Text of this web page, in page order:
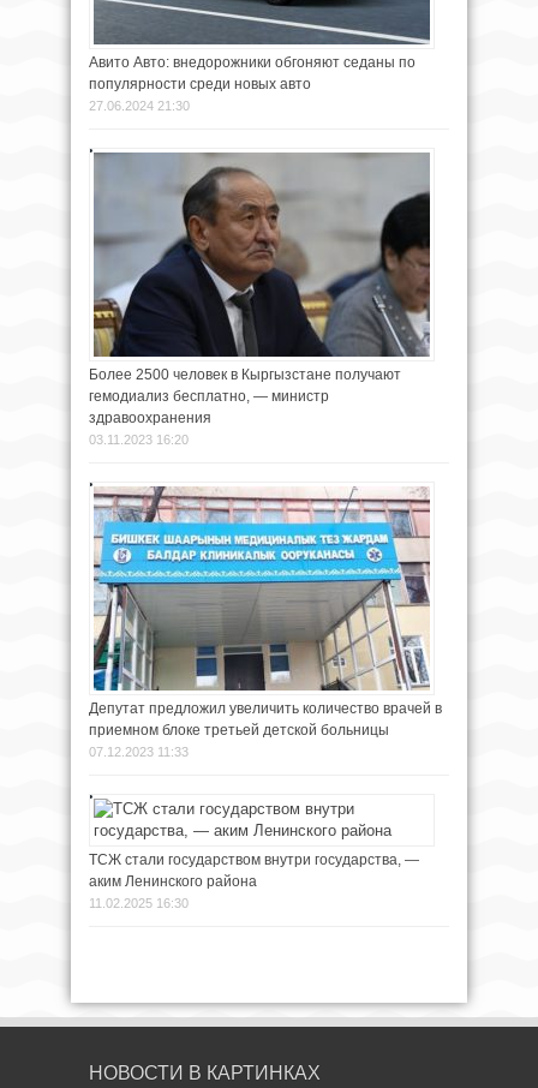
Авито Авто: внедорожники обгоняют седаны по
популярности среди новых авто
27.06.2024 21:30
Более 2500 человек в Кыргызстане получают
гемодиализ бесплатно, — министр
здравоохранения
03.11.2023 16:20
Депутат предложил увеличить количество врачей в
приемном блоке третьей детской больницы
07.12.2023 11:33
ТСЖ стали государством внутри государства, —
аким Ленинского района
11.02.2025 16:30
НОВОСТИ В КАРТИНКАХ